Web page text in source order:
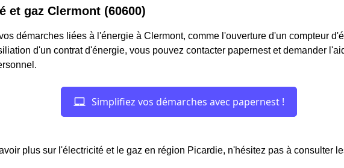
et gaz Clermont (60600)
démarches liées à l'énergie à Clermont, comme l'ouverture d'un compteur
d'un contrat d'énergie, vous pouvez contacter papernest et demander
plus sur l'électricité et le gaz en région Picardie, n'hésitez pas à consulter